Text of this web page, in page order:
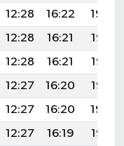
12:28 16:22
19:39
12:28 16:21
19:38
12:28 16:21
19:37
12:27 16:20
19:35
12:27 16:20
19:34
12:27 16:19
19:33